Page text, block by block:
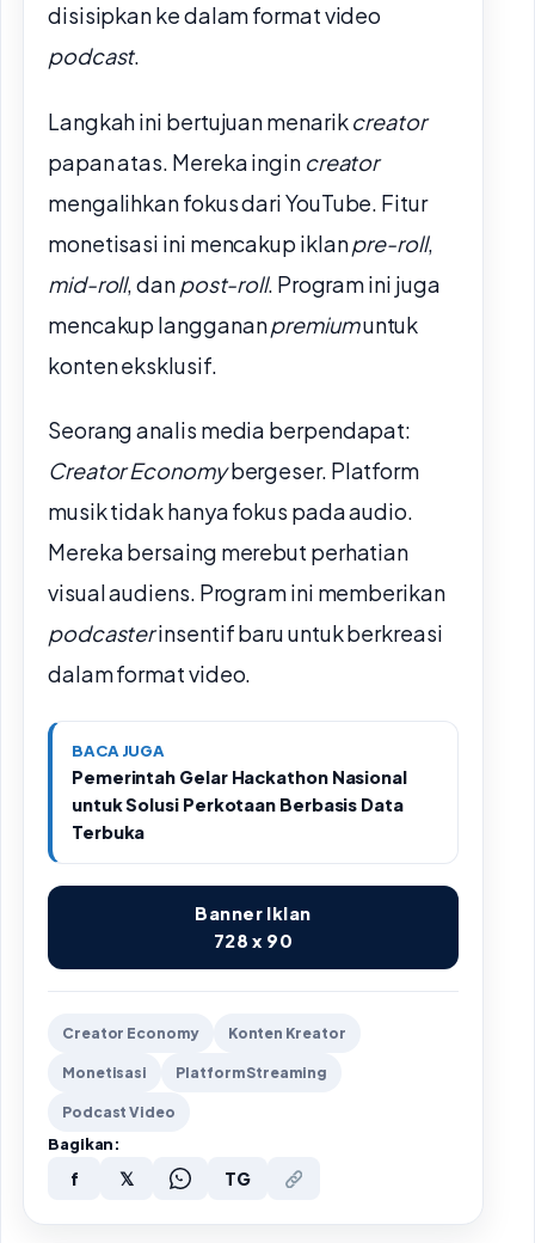
disisipkan ke dalam format video
podcast.
Langkah ini bertujuan menarikcreator
papan atas. Mereka ingin creator
mengalihkan fokus dari YouTube. Fitur
monetisasi ini mencakup iklanpre-roll,
mid-roll, danpost-roll. Program ini juga
mencakup langgananpremiumuntuk
konten eksklusif.
Seorang analis media berpendapat:
Creator Economybergeser. Platform
musik tidak hanya fokus pada audio.
Mereka bersaing merebut perhatian
visual audiens. Program ini memberikan
podcasterinsentif baru untuk berkreasi
dalam format video.
BACA JUGA
Pemerintah Gelar Hackathon Nasional
untuk Solusi Perkotaan Berbasis Data
Terbuka
Banner Iklan
728 x 90
Creator Economy Konten Kreator
Monetisasi Platform Streaming
Podcast Video
Bagikan:
f 𝕏 TG